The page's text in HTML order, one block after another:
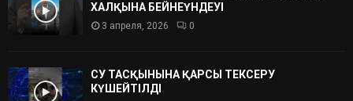
ХАЛҚЫНА БЕЙНЕҮНДЕУІ
3 апреля, 2026 0
СУ ТАСҚЫНЫНА ҚАРСЫ ТЕКСЕРУ
КҮШЕЙТІЛДІ